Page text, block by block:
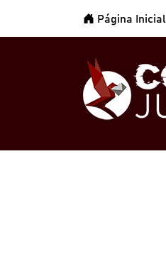
Página Inicial